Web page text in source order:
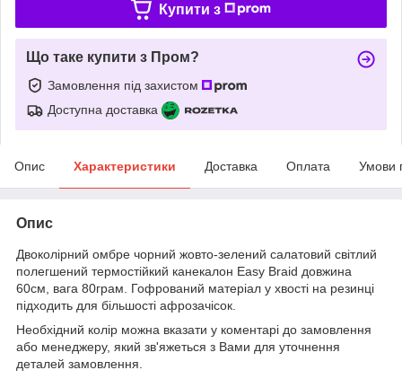
Купити з
Що таке купити з Пром?
Замовлення під захистом
Доступна доставка
Опис Характеристики Доставка Оплата Умови
Опис
Двоколірний омбре чорний жовто-зелений салатовий світлий
полегшений термостійкий канекалон Easy Braid довжина
60см, вага 80грам. Гофрований матеріал у хвості на резинці
підходить для більшості афрозачісок.
Необхідний колір можна вказати у коментарі до замовлення
або менеджеру, який зв'яжеться з Вами для уточнення
деталей замовлення.